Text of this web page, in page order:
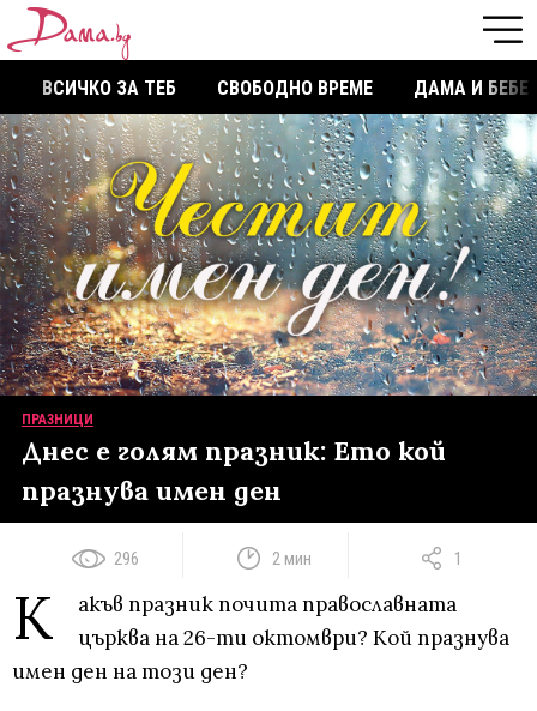
ВСИЧКО ЗА ТЕБ СВОБОДНО ВРЕМЕ ДАМА И БЕБЕ
ПРАЗНИЦИ
Днес е голям празник: Ето кой
празнува имен ден
296 2 мин 1
К
акъв празник почита православната
църква на 26-ти октомври? Кой празнува
имен ден на този ден?